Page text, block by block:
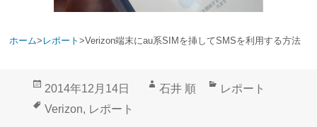
ホーム> レポート>Verizon端末にau系SIMを挿してSMSを利用する方法
投
稿
2014年12月14日
作
石井 順
カ
レポート
タ
Verizon, レポート